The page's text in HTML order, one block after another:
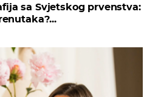
sa Svjetskog prvenstva: